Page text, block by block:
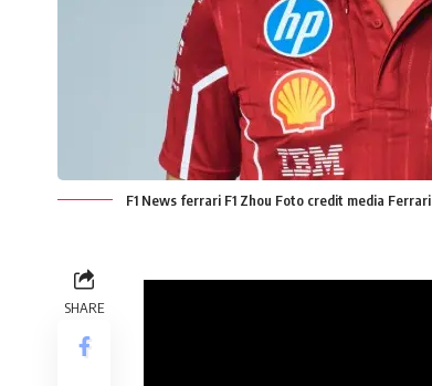
F1 News ferrari F1 Zhou Foto credit media Ferrari
SHARE